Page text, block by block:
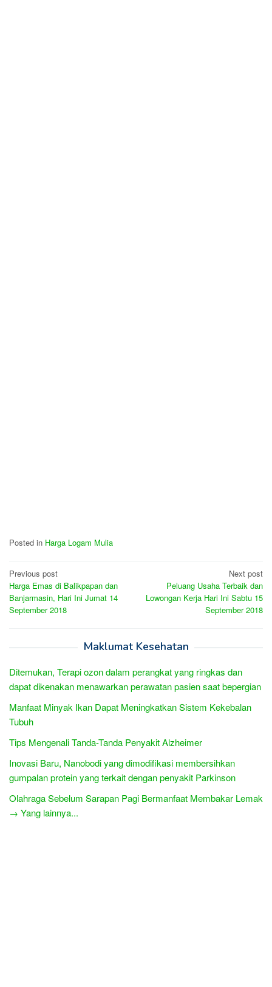
Posted in Harga Logam Mulia
Post
navigation
Previous post
Harga Emas di Balikpapan dan
Banjarmasin, Hari Ini Jumat 14
September 2018
Next post
Peluang Usaha Terbaik dan
Lowongan Kerja Hari Ini Sabtu 15
September 2018
Maklumat Kesehatan
Ditemukan, Terapi ozon dalam perangkat yang ringkas dan
dapat dikenakan menawarkan perawatan pasien saat bepergian
Manfaat Minyak Ikan Dapat Meningkatkan Sistem Kekebalan
Tubuh
Tips Mengenali Tanda-Tanda Penyakit Alzheimer
Inovasi Baru, Nanobodi yang dimodifikasi membersihkan
gumpalan protein yang terkait dengan penyakit Parkinson
Olahraga Sebelum Sarapan Pagi Bermanfaat Membakar Lemak
→ Yang lainnya...